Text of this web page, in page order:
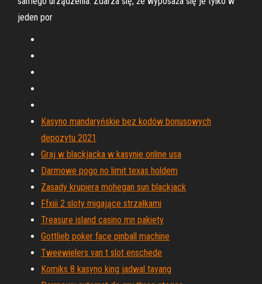
jeden por
Kasyno mandaryńskie bez kodów bonusowych
depozytu 2021
Graj w blackjacka w kasynie online usa
Darmowe pogo no limit texas holdem
Zasady krupiera mohegan sun blackjack
Ffxiii 2 sloty migające strzałkami
Treasure island casino mn pakiety
Gottlieb poker face pinball machine
Tweewielers van t slot enschede
Komiks 8 kasyno king jadwal tayang